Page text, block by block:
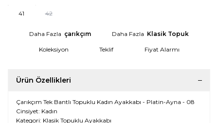
41 42
Daha Fazla çarıkçım Daha Fazla Klasik Topuk
Koleksiyon Teklif Fiyat Alarmı
Ürün Özellikleri
Çarıkçım Tek Bantlı Topuklu Kadın Ayakkabı - Platin-Ayna - 08
Cinsiyet: Kadın
Kategori: Klasik Topuklu Ayakkabı